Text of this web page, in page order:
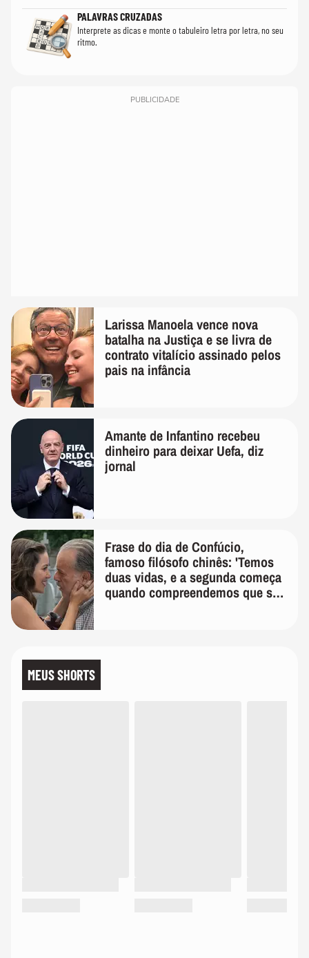
PALAVRAS CRUZADAS
Interprete as dicas e monte o tabuleiro letra por letra, no seu
ritmo.
PUBLICIDADE
Larissa Manoela vence nova
batalha na Justiça e se livra de
contrato vitalício assinado pelos
pais na infância
Amante de Infantino recebeu
dinheiro para deixar Uefa, diz
jornal
Frase do dia de Confúcio,
famoso filósofo chinês: 'Temos
duas vidas, e a segunda começa
quando compreendemos que só
MEUS SHORTS